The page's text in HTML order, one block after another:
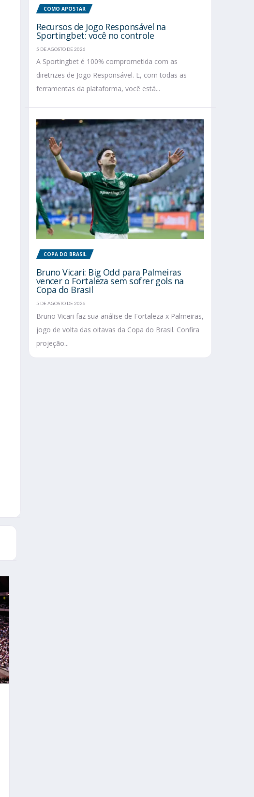
COMO APOSTAR
Recursos de Jogo Responsável na
Sportingbet: você no controle
5 DE AGOSTO DE 2026
A Sportingbet é 100% comprometida com as
diretrizes de Jogo Responsável. E, com todas as
ferramentas da plataforma, você está...
COPA DO BRASIL
Bruno Vicari: Big Odd para Palmeiras
vencer o Fortaleza sem sofrer gols na
Copa do Brasil
5 DE AGOSTO DE 2026
Bruno Vicari faz sua análise de Fortaleza x Palmeiras,
jogo de volta das oitavas da Copa do Brasil. Confira
projeção...